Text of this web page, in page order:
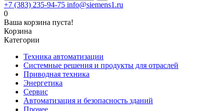
+7 (383) 235-94-75 info@siemens1.ru
0
Ваша корзина пуста!
Корзина
Категории
Техника автоматизации
Системные решения и продукты для отраслей
Приводная техника
Энергетика
Сервис
Автоматизация и безопасность зданий
Прочее